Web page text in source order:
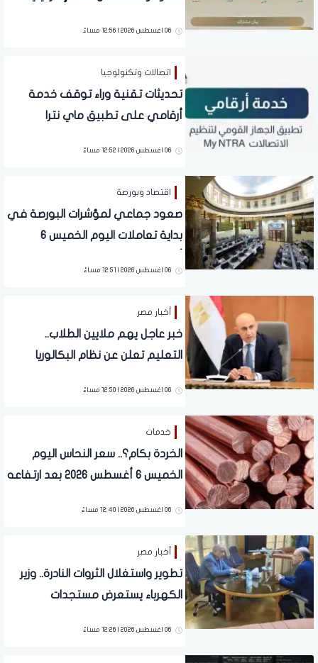
06 اغسطس 2026 | 12:56 مساءً
اتصالات وتكنولوجيا
تحديثات تقنية وراء توقف خدمة
أرقامي على تطبيق ماي نترا
06 اغسطس 2026 | 12:52 مساءً
اقتصاد وبورصة
صعود جماعي لمؤشرات البورصة في
بداية تعاملات اليوم الخميس 6
06 اغسطس 2026 | 12:51 مساءً
أخبار مصر
خبر عاجل يهم ملايين الطلاب..
التعليم تعلن عن نظام البكالوريا
06 اغسطس 2026 | 12:50 مساءً
خدمات
الخردة بكام؟.. سعر النحاس اليوم
الخميس 6 أغسطس 2026 بعد ارتفاعه
06 اغسطس 2026 | 12:40 مساءً
أخبار مصر
تطوير واستغلال الثروات النادرة.. وزير
الكهرباء يستعرض مستجدات
06 اغسطس 2026 | 12:26 مساءً